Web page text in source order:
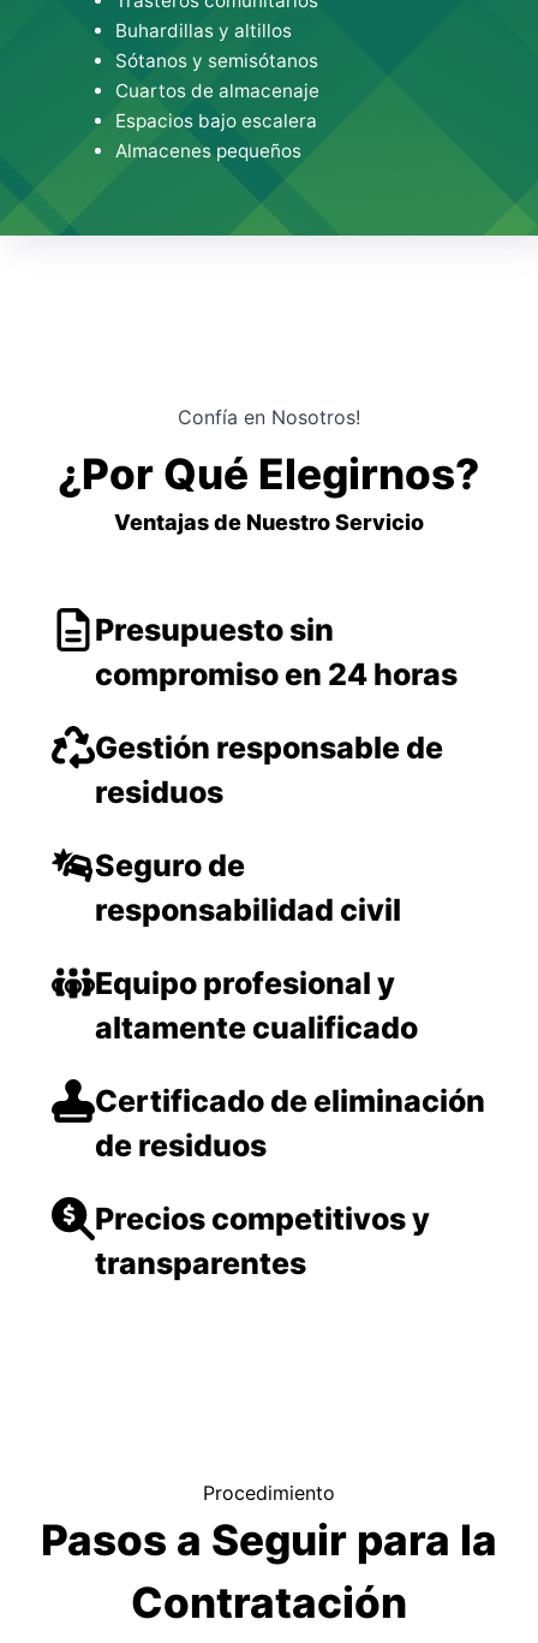
Buhardillas y altillos
Sótanos y semisótanos
Cuartos de almacenaje
Espacios bajo escalera
Almacenes pequeños
Confía en Nosotros!
¿Por Qué Elegirnos?
Ventajas de Nuestro Servicio
Presupuesto sin
compromiso en 24 horas
Gestión responsable de
residuos
Seguro de
responsabilidad civil
Equipo profesional y
altamente cualificado
Certificado de eliminación
de residuos
Precios competitivos y
transparentes
Procedimiento
Pasos a Seguir para la
Contratación